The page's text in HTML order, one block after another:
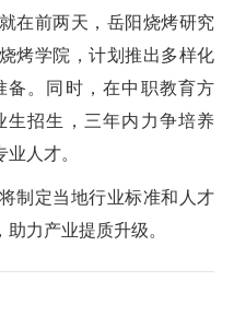
在前两天，岳阳烧烤研究
烤学院，计划推出多样化
备。同时，在中职教育方
生招生，三年内力争培养
人才。
定当地行业标准和人才
力产业提质升级。